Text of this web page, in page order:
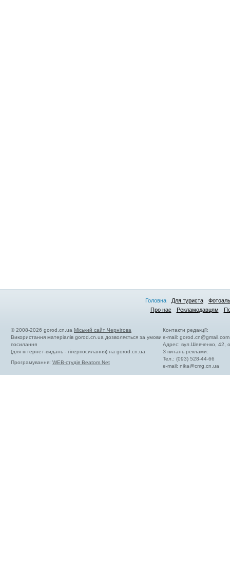
Головна Для туриста
Про нас
Рекламодавцям
© 2008-2026 gorod.cn.ua Міський сайт Чернігова
Використання матеріалів gorod.cn.ua дозволяється за умови
посилання
(для інтернет-видань - гіперпосилання) на gorod.cn.ua
Програмування: WEB-студія Beatom.Net
Контакти редакції:
e-mail:gorod.cn@gmail.com
Адрес: вул.Шевченко, 42,
З питань реклами:
Тел.: (093) 528-44-66
e-mail:nika@cmg.cn.ua